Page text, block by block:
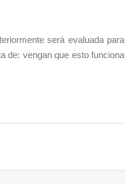
será evaluada para
de: vengan que esto funciona